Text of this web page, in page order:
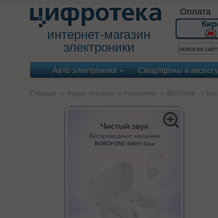
интернет-магазин
электроники
Оплата
Авто электроника Смартфоны и
Главная → Аудио техника → Наушники → Borofone →